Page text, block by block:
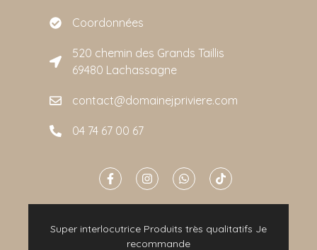
Coordonnées
520 chemin des Grands Taillis
69480 Lachassagne
contact@domainejpriviere.com
04 74 67 00 67
Super interlocutrice Produits très qualitatifs Je
recommande